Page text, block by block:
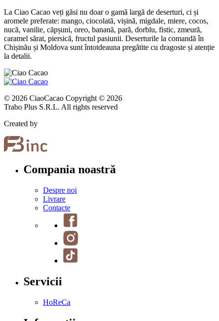
La Ciao Cacao veți găsi nu doar o gamă largă de deserturi, ci și
aromele preferate: mango, ciocolată, vișină, migdale, miere, cocos,
nucă, vanilie, căpșuni, oreo, banană, pară, dorblu, fistic, zmeură,
caramel sărat, piersică, fructul pasiunii. Deserturile la comandă în
Chișinău și Moldova sunt întotdeauna pregătite cu dragoste și atenție
la detalii.
© 2026 CiaoCacao Copyright © 2026
Trabo Plus S.R.L. All rights reserved
Created by
Compania noastră
Despre noi
Livrare
Contacte
Servicii
HoReCa